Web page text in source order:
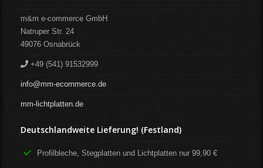
m&m e-commerce GmbH
Natruper Str. 24
49076 Osnabrück
+49 (541) 91532999
info@mm-ecommerce.de
mm-lichtplatten.de
Deutschlandweite Lieferung! (Festland)
Profilbleche, Stegplatten und Lichtplatten nur 99,90 €